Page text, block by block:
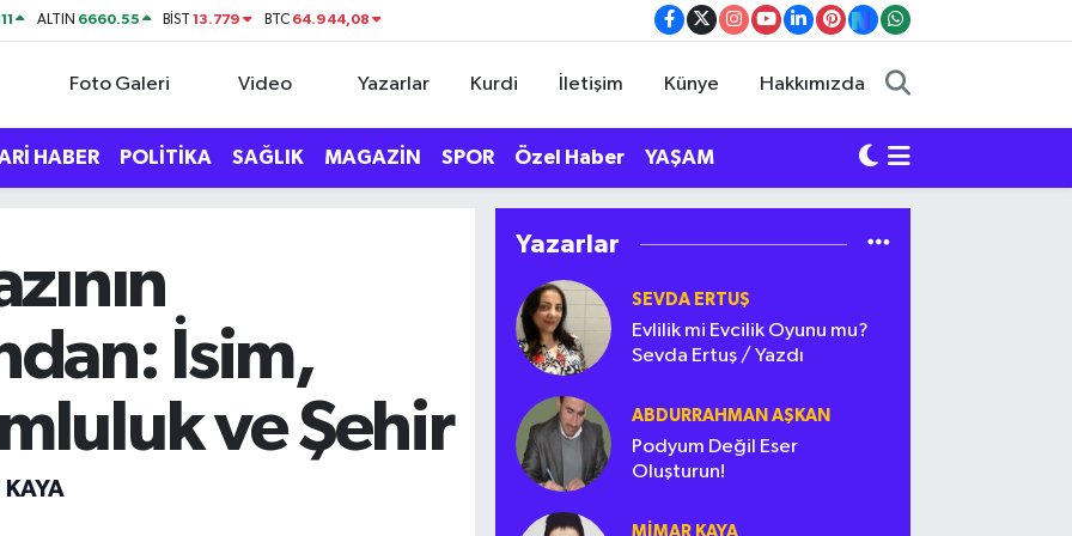
ALTIN 6660.55 BİST13.779 BTC 64.944,08
Foto Galeri Video Yazarlar Kurdi İletişim Künye Hakkımızda
HABER POLİTİKA SAĞLIK MAGAZİN SPOR Özel Haber YAŞAM
İsim,
ve Şehir
KAYA
Yazarlar
SEVDA ERTUŞ
Evlilik mi Evcilik Oyunu mu?
Sevda Ertuş / Yazdı
ABDURRAHMAN AŞKAN
Podyum Değil Eser
Oluşturun!
MIMAR KAYA